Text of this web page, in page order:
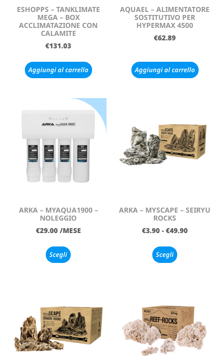
ESHOPPS – TANKLIMATE
MEGA – BOX
ACCLIMATAZIONE CON
CALAMITE
€131.03
Aggiungi al carrello
AQUAEL – ALIMENTATORE
SOSTITUTIVO PER
HYPERMAX 4500
€62.89
Aggiungi al carrello
ARKA – MYAQUA1900 –
NOLEGGIO
€29.00 /MESE
Scegli
ARKA – MYSCAPE – SEIRYU
ROCKS
€3.90 - €49.90
Scegli